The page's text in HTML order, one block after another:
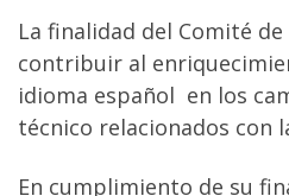
La finalidad del Comité
contribuir al
idioma español en los
técnico relacionados con
En cumplimiento de su